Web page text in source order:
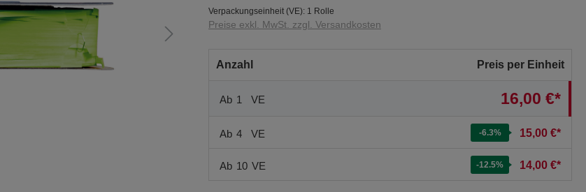
Verpackungseinheit (VE): 1 Rolle
Preise exkl. MwSt. zzgl. Versandkosten
Anzahl Preis per Einheit
Ab 1 VE 16,00 €*
Ab 4 VE -6.3% 15,00 €*
Ab 10 VE -12.5% 14,00 €*